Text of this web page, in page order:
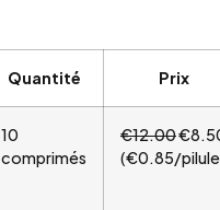
Quantité Prix
10
comprimés
€12.00
(€0.85/